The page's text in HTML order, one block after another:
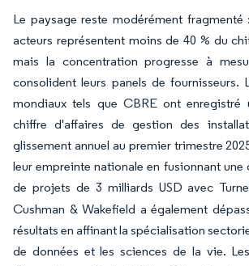
Le paysage reste modérément
acteurs représentent moins de 40 % du
mais la concentration progresse à
consolident leurs panels de fournisseurs.
mondiaux tels que CBRE ont enregistré
chiffre d'affaires de gestion des
glissement annuel au premier trimestre
leur empreinte nationale en fusionnant
de projets de 3 milliards USD avec
Cushman & Wakefield a également
résultats en affinant la spécialisation
de données et les sciences de la vie.